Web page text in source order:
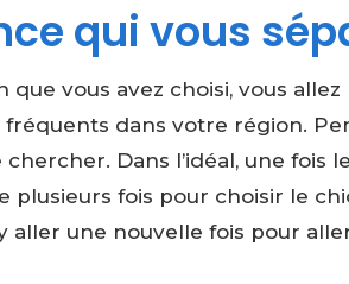
qui vous
que vous avez choisi, vous
fréquents dans votre région.
Dans l’idéal, une fois
plusieurs fois pour choisir le
aller une nouvelle fois pour